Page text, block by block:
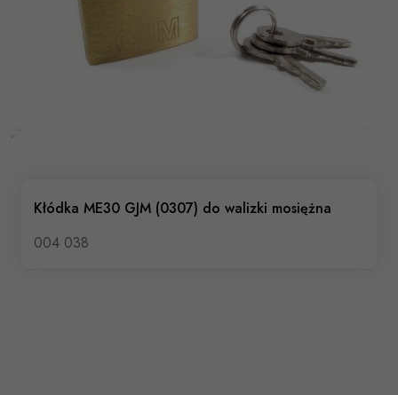
Kłódka ME30 GJM (0307) do walizki mosiężna
004 038